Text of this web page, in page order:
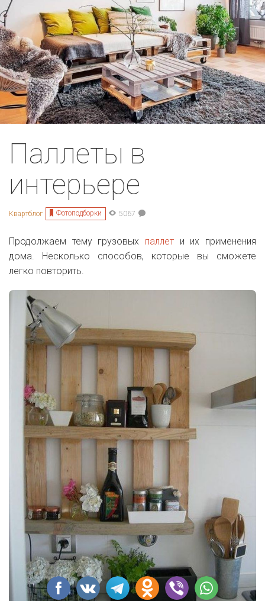
Паллеты в
интерьере
Квартблог Фотоподборки 5067
Продолжаем тему грузовых паллет и их применения
дома. Несколько способов, которые вы сможете
легко повторить.